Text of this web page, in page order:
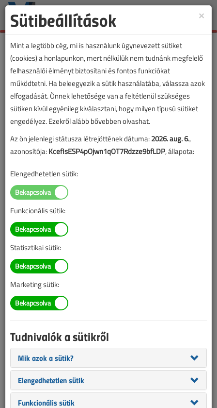
Toggle
Antal Ildikó
1482 |
×
Sütibeállítások
Mint a legtöbb cég, mi is használunk úgynevezett sütiket
(cookies) a honlapunkon, mert nélkülük nem tudnánk megfelelő
felhasználói élményt biztosítani és fontos funkciókat
működtetni. Ha beleegyezik a sütik használatába, válassza azok
elfogadását. Önnek lehetősége van a feltétlenül szükséges
sütiken kívül egyénileg kiválasztani, hogy milyen típusú sütiket
engedélyez. Ezekről alább bővebben olvashat.
Az ön jelenlegi státusza létrejöttének dátuma:2026. aug. 6.,
azonosítója:KcefIsESP4pOjwn1qOT7Rdzze9bfLDP, állapota:
Elengedhetetlen sütik:
Funkcionális sütik:
Statisztikai sütik:
Marketing sütik:
Tudnivalók a sütikről
Mik azok a sütik?
Elengedhetetlen sütik
Funkcionális sütik